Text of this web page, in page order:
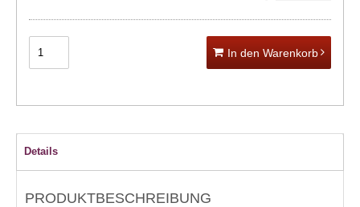
In den Warenkorb
Details
PRODUKTBESCHREIBUNG